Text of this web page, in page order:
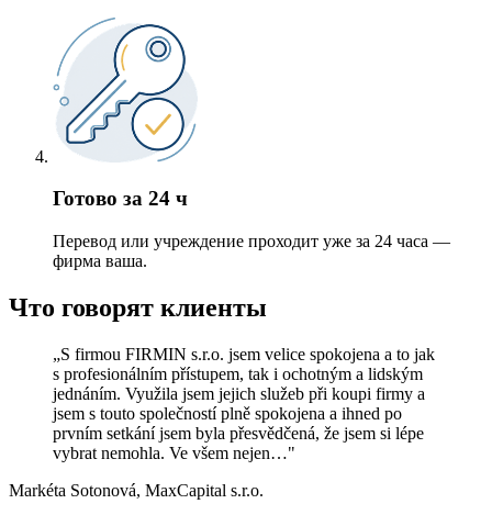
Готово за 24 ч
Перевод или учреждение проходит уже за 24 часа —
фирма ваша.
Что говорят клиенты
„S firmou FIRMIN s.r.o. jsem velice spokojena a to jak
s profesionálním přístupem, tak i ochotným a lidským
jednáním. Využila jsem jejich služeb při koupi firmy a
jsem s touto společností plně spokojena a ihned po
prvním setkání jsem byla přesvědčená, že jsem si lépe
vybrat nemohla. Ve všem nejen…"
Markéta Sotonová, MaxCapital s.r.o.